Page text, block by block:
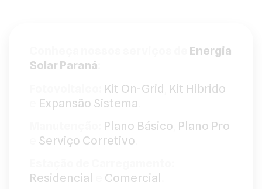
Energia
Solar Paraná
Kit On-Grid Kit Hibrido
Expansão Sistema
Plano Básico Plano Pro
Serviço Corretivo
Residencial
Comercial